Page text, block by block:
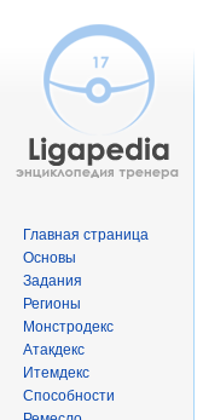
Главная страница
Основы
Задания
Регионы
Монстродекс
Атакдекс
Итемдекс
Способности